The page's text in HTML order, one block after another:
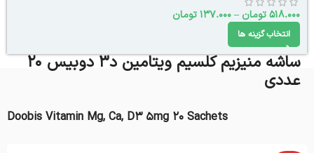
518.000تومان –
137.000تومان
انتخاب گزینه ها
ساشه منیزیم کلسیم ویتامین د۳ دوبیس 20
عددی
Doobis Vitamin Mg, Ca, D3 5mg 20 Sachets